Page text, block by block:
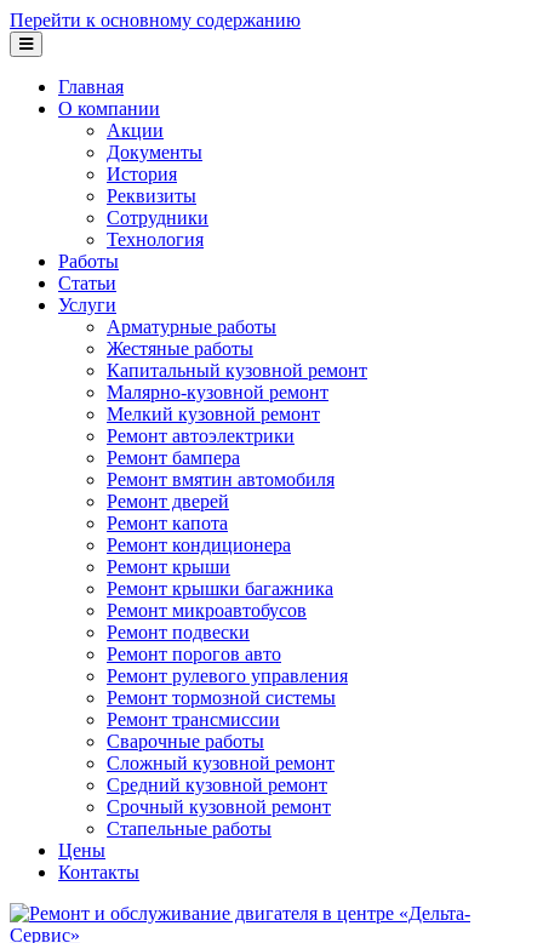
Перейти к основному содержанию
Главная
О компании
Акции
Документы
История
Реквизиты
Сотрудники
Технология
Работы
Статьи
Услуги
Арматурные работы
Жестяные работы
Капитальный кузовной ремонт
Малярно-кузовной ремонт
Мелкий кузовной ремонт
Ремонт автоэлектрики
Ремонт бампера
Ремонт вмятин автомобиля
Ремонт дверей
Ремонт капота
Ремонт кондиционера
Ремонт крыши
Ремонт крышки багажника
Ремонт микроавтобусов
Ремонт подвески
Ремонт порогов авто
Ремонт рулевого управления
Ремонт тормозной системы
Ремонт трансмиссии
Сварочные работы
Сложный кузовной ремонт
Средний кузовной ремонт
Срочный кузовной ремонт
Стапельные работы
Цены
Контакты